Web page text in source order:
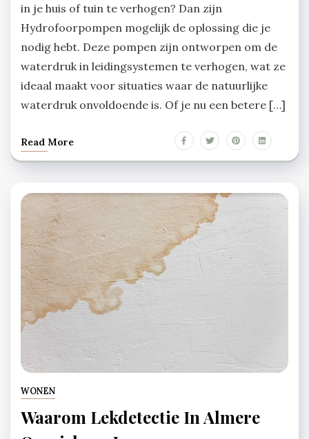
in je huis of tuin te verhogen? Dan zijn
Hydrofoorpompen mogelijk de oplossing die je
nodig hebt. Deze pompen zijn ontworpen om de
waterdruk in leidingsystemen te verhogen, wat ze
ideaal maakt voor situaties waar de natuurlijke
waterdruk onvoldoende is. Of je nu een betere […]
Read More
WONEN
Waarom Lekdetectie In Almere